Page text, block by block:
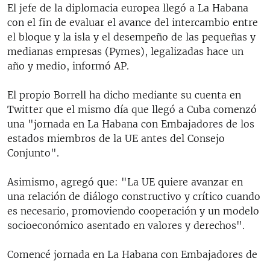
El jefe de la diplomacia europea llegó a La Habana
con el fin de evaluar el avance del intercambio entre
el bloque y la isla y el desempeño de las pequeñas y
medianas empresas (Pymes), legalizadas hace un
año y medio, informó AP.
El propio Borrell ha dicho mediante su cuenta en
Twitter que el mismo día que llegó a Cuba comenzó
una "jornada en La Habana con Embajadores de los
estados miembros de la UE antes del Consejo
Conjunto".
Asimismo, agregó que: "La UE quiere avanzar en
una relación de diálogo constructivo y crítico cuando
es necesario, promoviendo cooperación y un modelo
socioeconómico asentado en valores y derechos".
Comencé jornada en La Habana con Embajadores de